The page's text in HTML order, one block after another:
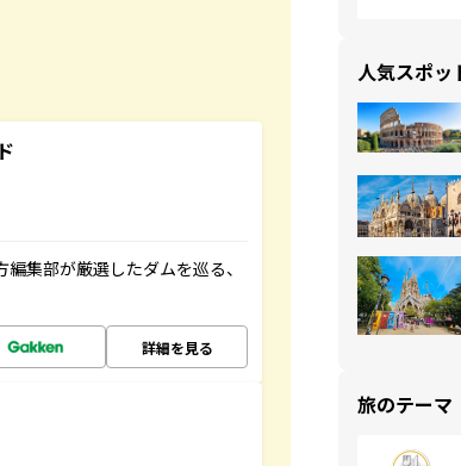
集部が厳選したダムを巡る、
詳細を見る
人気スポッ
旅のテーマ